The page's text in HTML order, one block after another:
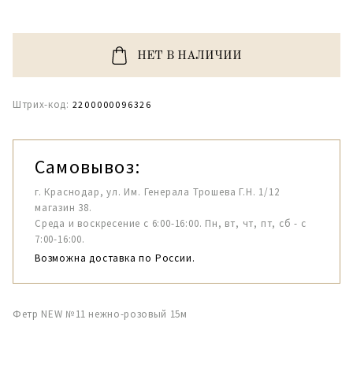
НЕТ В НАЛИЧИИ
Штрих-код: 2200000096326
Самовывоз:
г. Краснодар, ул. Им. Генерала Трошева Г.Н. 1/12
магазин 38.
Среда и воскресение с 6:00-16:00. Пн, вт, чт, пт, сб - с
7:00-16:00.
Возможна доставка по России.
Фетр NEW №11 нежно-розовый 15м